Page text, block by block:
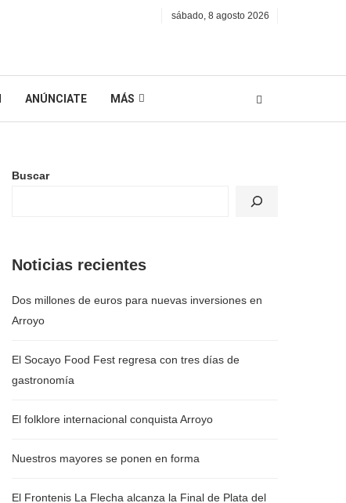
sábado, 8 agosto 2026
ANÚNCIATE MÁS
Buscar
Noticias recientes
Dos millones de euros para nuevas inversiones en
Arroyo
El Socayo Food Fest regresa con tres días de
gastronomía
El folklore internacional conquista Arroyo
Nuestros mayores se ponen en forma
El Frontenis La Flecha alcanza la Final de Plata del